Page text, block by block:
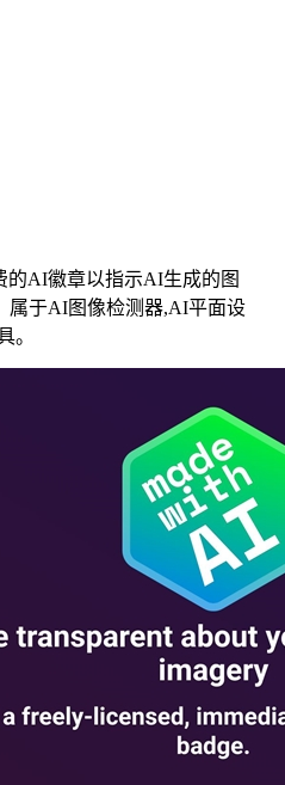
的AI徽章以指示AI生成的图
属于AI图像检测器,AI平面设
。